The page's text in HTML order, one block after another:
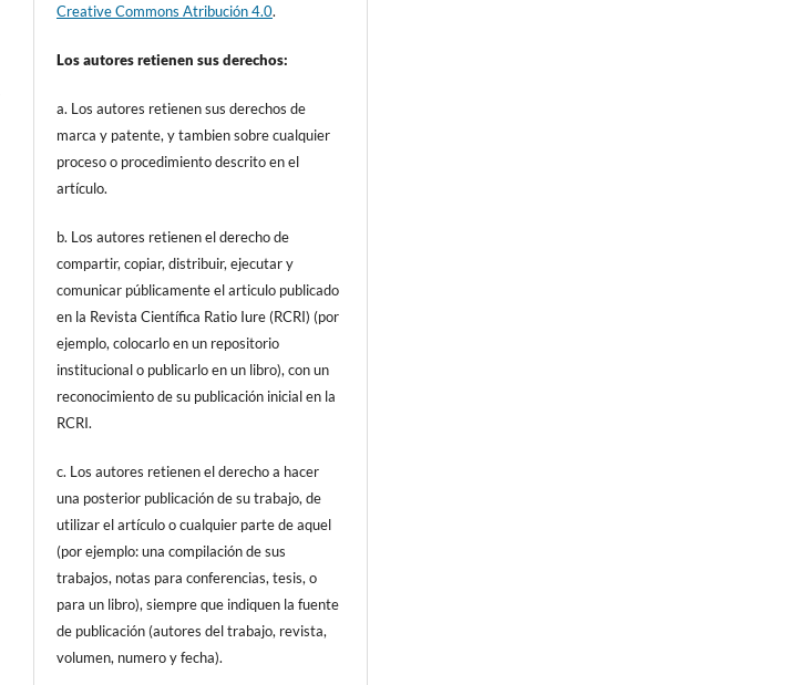
Creative Commons Atribución 4.0.
Los autores retienen sus derechos:
a. Los autores retienen sus derechos de
marca y patente, y tambien sobre cualquier
proceso o procedimiento descrito en el
artículo.
b. Los autores retienen el derecho de
compartir, copiar, distribuir, ejecutar y
comunicar públicamente el articulo publicado
en la Revista Científica Ratio Iure (RCRI) (por
ejemplo, colocarlo en un repositorio
institucional o publicarlo en un libro), con un
reconocimiento de su publicación inicial en la
RCRI.
c. Los autores retienen el derecho a hacer
una posterior publicación de su trabajo, de
utilizar el artículo o cualquier parte de aquel
(por ejemplo: una compilación de sus
trabajos, notas para conferencias, tesis, o
para un libro), siempre que indiquen la fuente
de publicación (autores del trabajo, revista,
volumen, numero y fecha).